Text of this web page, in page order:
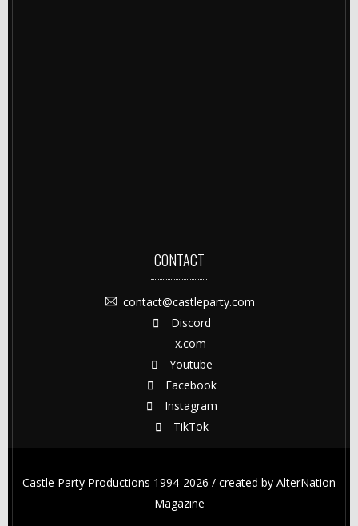
CONTACT
contact@castleparty.com
Discord
x.com
Youtube
Facebook
Instagram
TikTok
Castle Party Productions 1994-2026 / created by AlterNation
Magazine